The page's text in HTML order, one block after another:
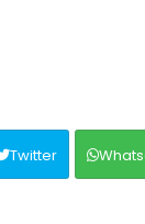
Twitter